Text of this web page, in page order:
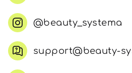
@beauty_systema
support@beauty-